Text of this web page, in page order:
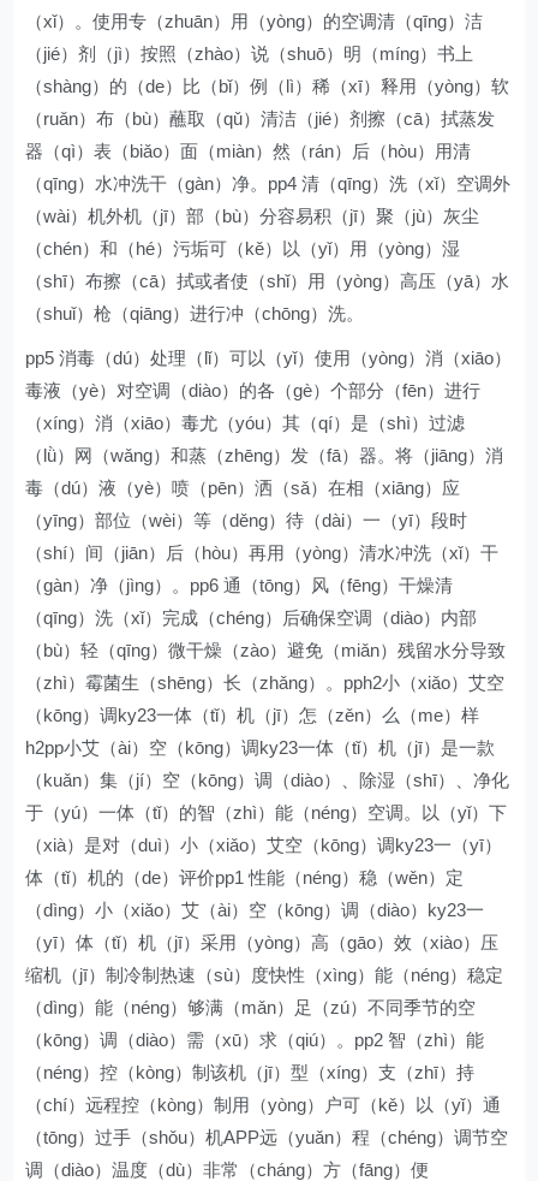
（xǐ）。使用专（zhuān）用（yòng）的空调清（qīng）洁
（jié）剂（jì）按照（zhào）说（shuō）明（míng）书上
（shàng）的（de）比（bǐ）例（lì）稀（xī）释用（yòng）软
（ruǎn）布（bù）蘸取（qǔ）清洁（jié）剂擦（cā）拭蒸发
器（qì）表（biǎo）面（miàn）然（rán）后（hòu）用清
（qīng）水冲洗干（gàn）净。pp4 清（qīng）洗（xǐ）空调外
（wài）机外机（jī）部（bù）分容易积（jī）聚（jù）灰尘
（chén）和（hé）污垢可（kě）以（yǐ）用（yòng）湿
（shī）布擦（cā）拭或者使（shǐ）用（yòng）高压（yā）水
（shuǐ）枪（qiāng）进行冲（chōng）洗。
pp5 消毒（dú）处理（lǐ）可以（yǐ）使用（yòng）消（xiāo）
毒液（yè）对空调（diào）的各（gè）个部分（fēn）进行
（xíng）消（xiāo）毒尤（yóu）其（qí）是（shì）过滤
（lǜ）网（wǎng）和蒸（zhēng）发（fā）器。将（jiāng）消
毒（dú）液（yè）喷（pēn）洒（sǎ）在相（xiāng）应
（yīng）部位（wèi）等（děng）待（dài）一（yī）段时
（shí）间（jiān）后（hòu）再用（yòng）清水冲洗（xǐ）干
（gàn）净（jìng）。pp6 通（tōng）风（fēng）干燥清
（qīng）洗（xǐ）完成（chéng）后确保空调（diào）内部
（bù）轻（qīng）微干燥（zào）避免（miǎn）残留水分导致
（zhì）霉菌生（shēng）长（zhǎng）。pph2小（xiǎo）艾空
（kōng）调ky23一体（tǐ）机（jī）怎（zěn）么（me）样
h2pp小艾（ài）空（kōng）调ky23一体（tǐ）机（jī）是一款
（kuǎn）集（jí）空（kōng）调（diào）、除湿（shī）、净化
于（yú）一体（tǐ）的智（zhì）能（néng）空调。以（yǐ）下
（xià）是对（duì）小（xiǎo）艾空（kōng）调ky23一（yī）
体（tǐ）机的（de）评价pp1 性能（néng）稳（wěn）定
（dìng）小（xiǎo）艾（ài）空（kōng）调（diào）ky23一
（yī）体（tǐ）机（jī）采用（yòng）高（gāo）效（xiào）压
缩机（jī）制冷制热速（sù）度快性（xìng）能（néng）稳定
（dìng）能（néng）够满（mǎn）足（zú）不同季节的空
（kōng）调（diào）需（xū）求（qiú）。pp2 智（zhì）能
（néng）控（kòng）制该机（jī）型（xíng）支（zhī）持
（chí）远程控（kòng）制用（yòng）户可（kě）以（yǐ）通
（tōng）过手（shǒu）机APP远（yuǎn）程（chéng）调节空
调（diào）温度（dù）非常（cháng）方（fāng）便